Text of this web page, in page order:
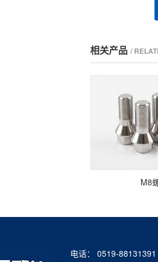
相关产品 /
M8
电话： 0519-88131391